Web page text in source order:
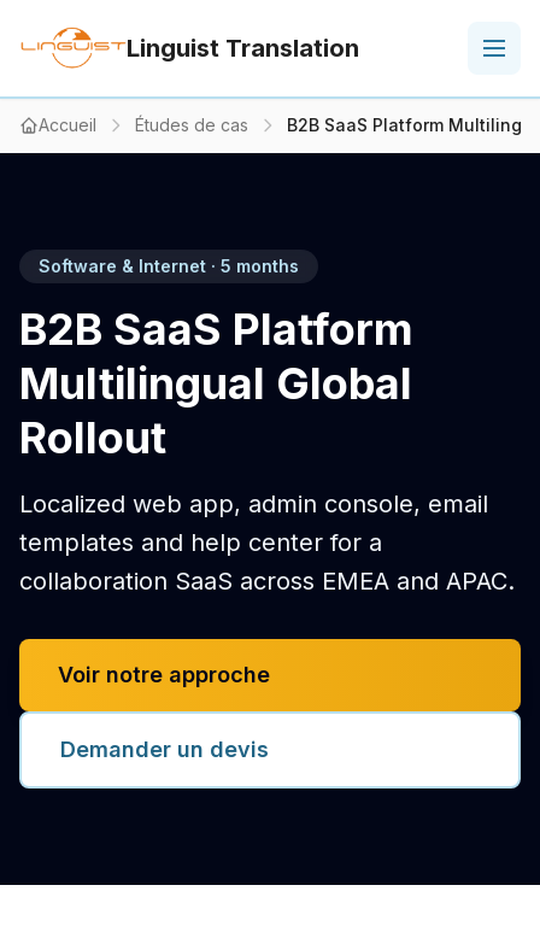
Linguist Translation
Accueil Études de cas B2B SaaS Platform
Software & Internet · 5 months
B2B SaaS Platform
Multilingual Global
Rollout
Localized web app, admin console, email
templates and help center for a
collaboration SaaS across EMEA and APAC.
Voir notre approche
Demander un devis